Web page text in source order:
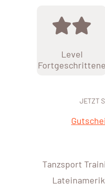
Level
Fortgeschrittene
JETZT
Tanzsport